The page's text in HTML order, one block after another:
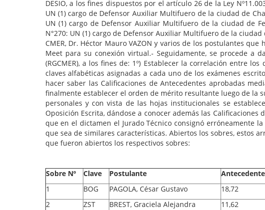
DESIO, a los fines dispuestos por el artículo 26 de la Ley
UN (1) cargo de Defensor Auxiliar Multifuero de la ciudad de
UN (1) cargo de Defensor Auxiliar Multifuero de la ciudad de
N°270: UN (1) cargo de Defensor Auxiliar Multifuero de la
CMER, Dr. Héctor Mauro VAZON y varios de los postulantes
Meet para su conexión virtual.- Seguidamente, se procede a
(RGCMER), a los fines de: 1º) Establecer la correlación entre
claves alfabéticas asignadas a cada uno de los exámenes
hacer saber las Calificaciones de Antecedentes aprobadas
finalmente establecer el orden de mérito resultante luego de la
personales y con vista de las hojas institucionales se
Oposición Escrita, dándose a conocer además las
que en el dictamen el Jurado Técnico consignó erróneamente
que sea de similares características. Abiertos los sobres, estos
que fueron abiertos los respectivos sobres:
Sobre Nº Clave Postulante
1
BOG PAGOLA, César Gustavo 18,72
2
ZST BREST, Graciela Alejandra 11,62